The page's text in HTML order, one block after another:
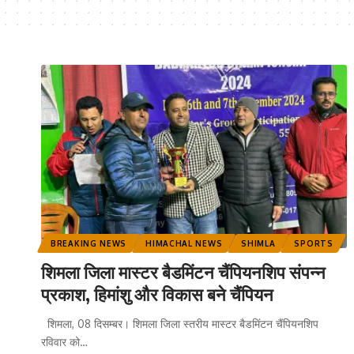
BREAKING NEWS HIMACHAL NEWS SHIMLA SPORTS
शिमला जिला मास्टर बैडमिंटन चैंपियनशिप संपन्न
प्रकाश, हिमांशु और विकास बने चैंपियन
शिमला, 08 दिसम्बर। शिमला जिला स्तरीय मास्टर बैडमिंटन चैंपियनशिप
रविवार को…